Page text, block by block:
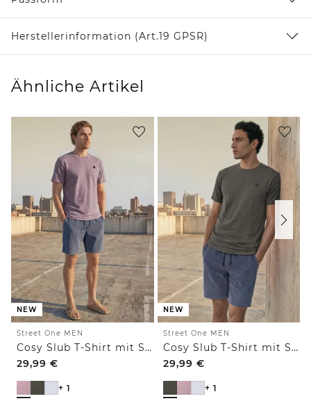
Herstellerinformation (Art.19 GPSR)
Ähnliche Artikel
NEW
Street One MEN
Cosy Slub T-Shirt mit Struktur
29,99 €
+ 1
NEW
Street One MEN
Cosy Slub T-Shirt mit Struktur
29,99 €
+ 1